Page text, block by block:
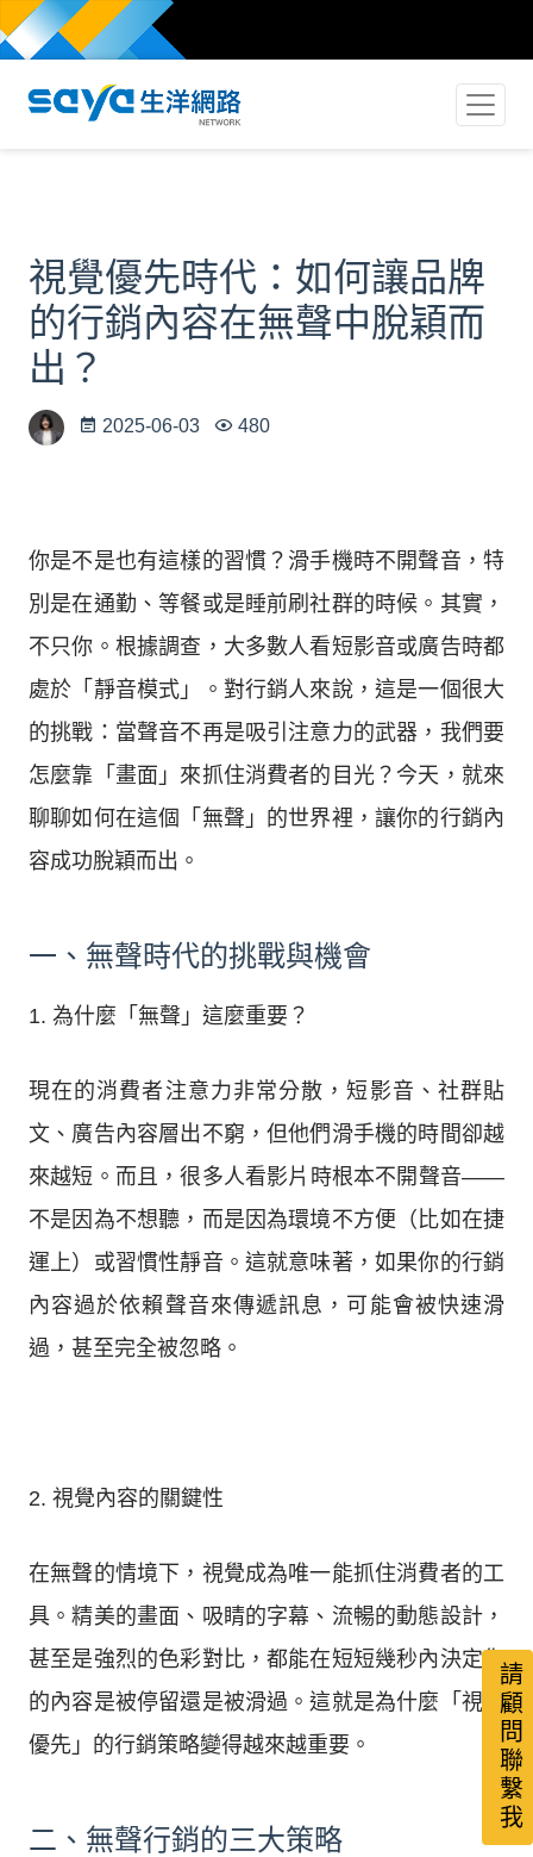
視覺優先時代：如何讓品牌
的行銷內容在無聲中脫穎而
出？
2025-06-03 480
你是不是也有這樣的習慣？滑手機時不開聲音，特
別是在通勤、等餐或是睡前刷社群的時候。其實，
不只你。根據調查，大多數人看短影音或廣告時都
處於「靜音模式」。對行銷人來說，這是一個很大
的挑戰：當聲音不再是吸引注意力的武器，我們要
怎麼靠「畫面」來抓住消費者的目光？今天，就來
聊聊如何在這個「無聲」的世界裡，讓你的行銷內
容成功脫穎而出。
一、無聲時代的挑戰與機會
1. 為什麼「無聲」這麼重要？
現在的消費者注意力非常分散，短影音、社群貼
文、廣告內容層出不窮，但他們滑手機的時間卻越
來越短。而且，很多人看影片時根本不開聲音——
不是因為不想聽，而是因為環境不方便（比如在捷
運上）或習慣性靜音。這就意味著，如果你的行銷
內容過於依賴聲音來傳遞訊息，可能會被快速滑
過，甚至完全被忽略。
2. 視覺內容的關鍵性
在無聲的情境下，視覺成為唯一能抓住消費者的工
具。精美的畫面、吸睛的字幕、流暢的動態設計，
甚至是強烈的色彩對比，都能在短短幾秒內決定你
的內容是被停留還是被滑過。這就是為什麼「視覺
優先」的行銷策略變得越來越重要。
二、無聲行銷的三大策略
請顧問聯繫我